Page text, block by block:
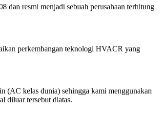
dan resmi menjadi sebuah perusahaan terhitung
perkembangan teknologi HVACR yang
(AC kelas dunia) sehingga kami menggunakan
diluar tersebut diatas.